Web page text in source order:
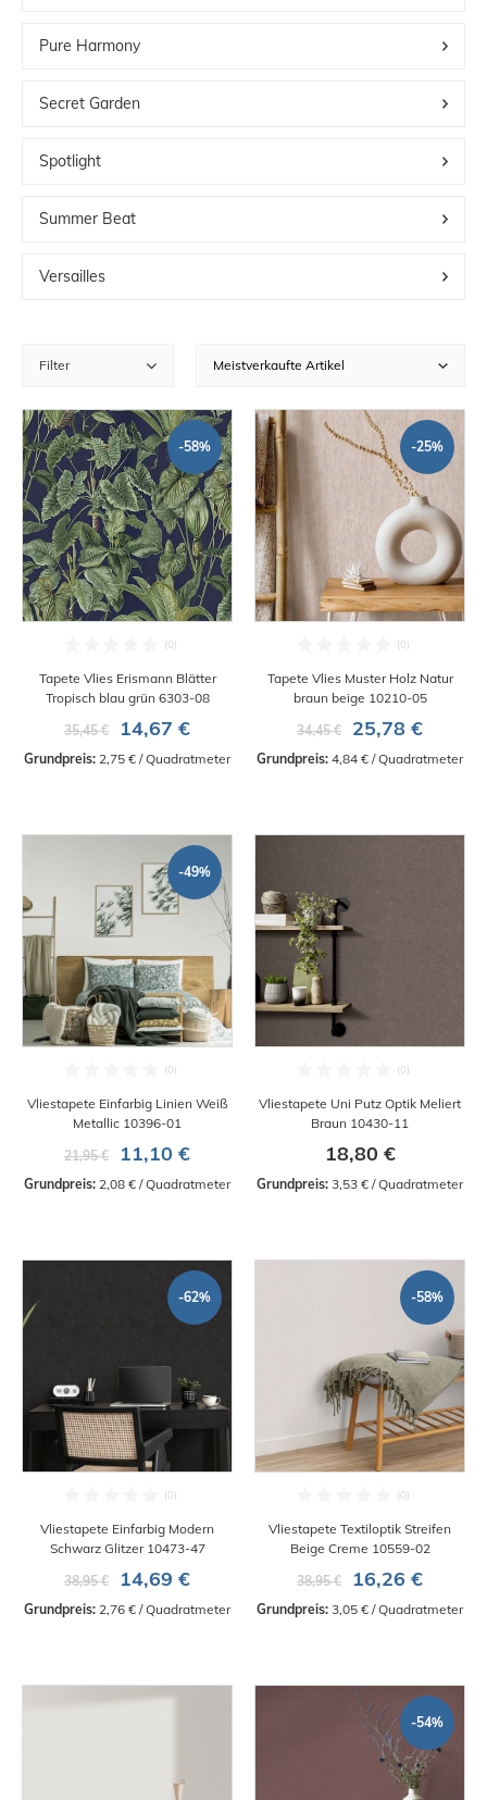
Summer Beat
Spotlight
Versailles
Secret Garden
Pure Harmony
Filter
-58%
Tapete Vlies Erismann Blätter
Tropisch blau grün 6303-08
35,45 €
14,67 €
Grundpreis: 2,75 € / Quadratmeter
-25%
Tapete Vlies Muster Holz Natur
braun beige 10210-05
34,45 €
25,78 €
Grundpreis: 4,84 € / Quadratmeter
-49%
Vliestapete Einfarbig Linien Weiß
Metallic 10396-01
21,95 €
11,10 €
Grundpreis: 2,08 € / Quadratmeter
Vliestapete Uni Putz Optik Meliert
Braun 10430-11
18,80 €
Grundpreis: 3,53 € / Quadratmeter
-62%
Vliestapete Einfarbig Modern
Schwarz Glitzer 10473-47
38,95 €
14,69 €
Grundpreis: 2,76 € / Quadratmeter
-58%
Vliestapete Textiloptik Streifen
Beige Creme 10559-02
38,95 €
16,26 €
Grundpreis: 3,05 € / Quadratmeter
-54%